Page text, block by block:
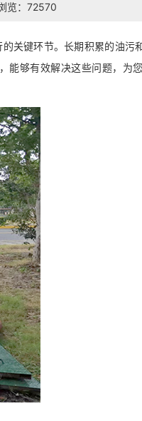
览：72570
关键环节。长期积累的油污
能够有效解决这些问题，为